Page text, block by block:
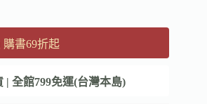
書69折起
| 全館799免運(台灣本島)